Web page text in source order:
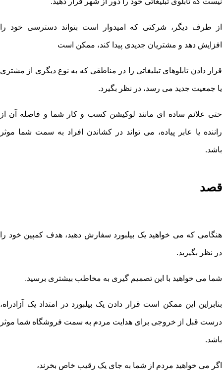
از طرف دیگر، شرکتی که امیدوار است بتواند دسترسی خود را
افزایش دهد و مشتریان جدیدی پیدا کند، ممکن است
قرار دادن تابلوهای تبلیغاتی را در مناطقی که به نوع دیگری از مشتری
یا جمعیت جدید می رسد، در نظر بگیرد.
حتی علائم ساده ای مانند لوکیشن کسب و کار شما و فاصله آن از
راننده یا عابر پیاده، می تواند در کشاندن افراد به سمت شما موثر
باشد.
قصد
هنگامی که می خواهید یک بیلبورد سفارش دهید، هدف کمپین خود را
در نظر بگیرید.
شما می خواهید با این تصمیم گیری به مخاطب بیشتری برسید.
بنابراین این ممکن است قرار دادن یک بیلبورد در امتداد یک آزادراه،
درست قبل از خروجی برای هدایت مردم به سمت فروشگاه شما موثر
باشد.
اگر می خواهید مردم از شما به جای یک رقیب خاص بخرند،